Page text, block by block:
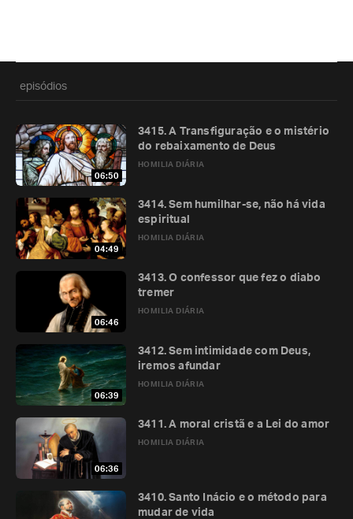
episódios
06:50
HOMILIA DIÁRIA
3415. A Transfiguração e o mistério
do rebaixamento de Deus
04:49
HOMILIA DIÁRIA
3414. Sem humilhar-se, não há vida
espiritual
06:46
HOMILIA DIÁRIA
3413. O confessor que fez o diabo
tremer
06:39
HOMILIA DIÁRIA
3412. Sem intimidade com Deus,
iremos afundar
06:36
HOMILIA DIÁRIA
3411. A moral cristã e a Lei do amor
3410. Santo Inácio e o método para
mudar de vida